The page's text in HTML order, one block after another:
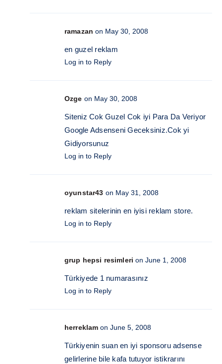
ramazan on May 30, 2008
en guzel reklam
Log in to Reply
Ozge on May 30, 2008
Siteniz Cok Guzel Cok iyi Para Da Veriyor
Google Adsenseni Geceksiniz.Cok yi
Gidiyorsunuz
Log in to Reply
oyunstar43 on May 31, 2008
reklam sitelerinin en iyisi reklam store.
Log in to Reply
grup hepsi resimleri on June 1, 2008
Türkiyede 1 numarasınız
Log in to Reply
herreklam on June 5, 2008
Türkiyenin suan en iyi sponsoru adsense
gelirlerine bile kafa tutuyor istikrarını